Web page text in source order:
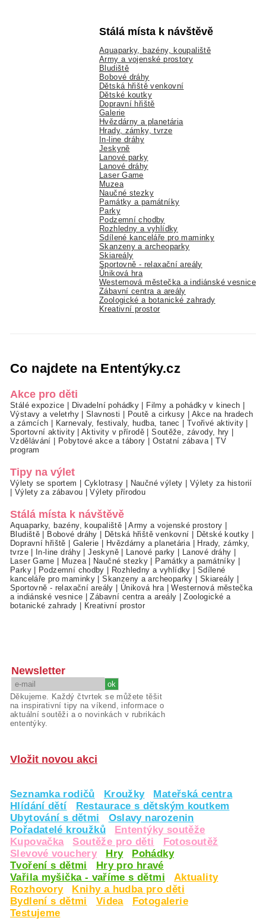
Stálá místa k návštěvě
Aquaparky, bazény, koupaliště
Army a vojenské prostory
Bludiště
Bobové dráhy
Dětská hřiště venkovní
Dětské koutky
Dopravní hřiště
Galerie
Hvězdárny a planetária
Hrady, zámky, tvrze
In-line dráhy
Jeskyně
Lanové parky
Lanové dráhy
Laser Game
Muzea
Naučné stezky
Památky a památníky
Parky
Podzemní chodby
Rozhledny a vyhlídky
Sdílené kanceláře pro maminky
Skanzeny a archeoparky
Skiareály
Sportovně - relaxační areály
Úniková hra
Westernová městečka a indiánské vesnice
Zábavní centra a areály
Zoologické a botanické zahrady
Kreativní prostor
Co najdete na Ententýky.cz
Akce pro děti
Stálé expozice Divadelní pohádky Filmy a pohádky v kinech
Výstavy a veletrhy|Slavnosti Poutě a cirkusy
Akce na hradech
a zámcích
Karnevaly, festivaly, hudba, tanec Tvořivé aktivity
Sportovní aktivity|Aktivity v přírodě |Soutěže, závody, hry
Vzdělávání
Pobytové akce a tábory Ostatní zábava|TV
program
Tipy na výlet
Výlety se sportem Cyklotrasy Naučné výlety
Výlety za historií
Výlety za zábavou |Výlety přírodou
Stálá místa k návštěvě
Aquaparky, bazény, koupaliště |Army a vojenské prostory
Bludiště
Bobové dráhy Dětská hřiště venkovní Dětské koutky
Dopravní hřiště
Galerie Hvězdárny a planetária|
Hrady, zámky,
tvrze| In-line dráhy |Jeskyně| Lanové parky Lanové dráhy
Laser Game
Muzea| Naučné stezky Památky a památníky
Parky| Podzemní chodby Rozhledny a vyhlídky
Sdílené
kanceláře pro maminky |Skanzeny a archeoparky Skiareály
Sportovně - relaxační areály
Úniková hra|Westernová městečka
a indiánské vesnice |Zábavní centra a areály |Zoologické a
botanické zahrady
Kreativní prostor
Newsletter
Děkujeme. Každý čtvrtek se můžete těšit
na inspirativní tipy na víkend, informace o
aktuální soutěži a o novinkách v rubrikách
ententýky.
Vložit novou akci
Seznamka rodičů Kroužky
Mateřská centra
Hlídání dětí
Restaurace s dětským koutkem
Ubytování s dětmi
Oslavy narozenin
Pořadatelé kroužků
Ententýky soutěže
Kupovačka
Soutěže pro děti
Fotosoutěž
Slevové vouchery
Hry
Pohádky
Tvoření s dětmi
Hry pro hravé
Vařila myšička - vaříme s dětmi
Aktuality
Rozhovory
Knihy a hudba pro děti
Bydlení s dětmi
Videa
Fotogalerie
Testujeme